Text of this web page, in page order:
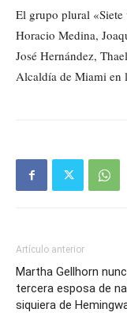
El grupo plural
Horacio Medina,
José Hernández,
Alcaldía de Miami en
Artículo anterior
Martha Gellhorn
tercera esposa de
siquiera de